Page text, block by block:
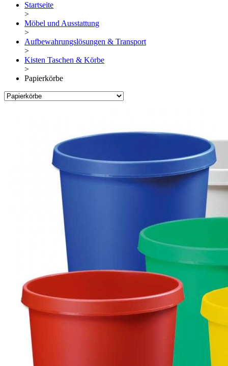
Startseite
>
Möbel und Ausstattung
>
Aufbewahrungslösungen & Transport
>
Kisten Taschen & Körbe
>
Papierkörbe